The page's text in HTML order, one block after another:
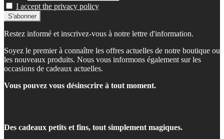
I accept the privacy policy
Restez informé et inscrivez-vous à notre lettre d'information.
Soyez le premier à connaître les offres actuelles de notre boutique ou
les nouveaux produits. Nous vous informons également sur les
occasions de cadeaux actuelles.
Vous pouvez vous désinscrire à tout moment.
Des cadeaux petits et fins, tout simplement magiques.